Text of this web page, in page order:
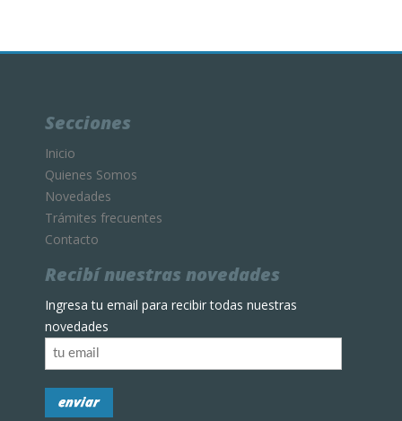
Secciones
Inicio
Quienes Somos
Novedades
Trámites frecuentes
Contacto
Recibí nuestras novedades
Ingresa tu email para recibir todas nuestras
novedades